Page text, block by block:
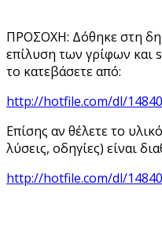
ΠΡΟΣΟΧΗ: Δόθηκε στη
επίλυση των γρίφων και
το κατεβάσετε από:
http://hotfile.com/dl/
Επίσης αν θέλετε το
λύσεις, οδηγίες) είναι
http://hotfile.com/dl/